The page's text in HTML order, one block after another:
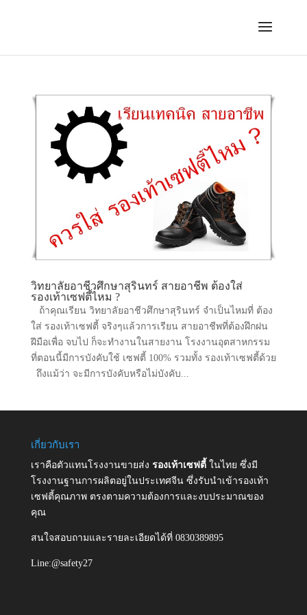
วิทยาลัยอาชีวศึกษาสุรินทร์ สายอาชีพ ต้องใส่
รองเท้าเซฟตี้ไหม ?
ถ้าคุณเรียน วิทยาลัยอาชีวศึกษาสุรินทร์ จำเป็นไหมที่ ต้อง
ใส่ รองเท้าเซฟตี้ จริงๆแล้วการเรียน สายอาชีพที่ต้องฝึกฝน
ฝีมือเพื่อ จบไป ก็จะทำงานในสายงาน โรงงานอุตสาหกรรม
ที่ตอนนี้มีการบังคับใช้ เซฟตี้ 100% รวมทั้ง รองเท้าเซฟตี้ด้วย
ถึงแม้ว่า จะมีการบังคับหรือไม่บังคับ...
เกี่ยวกับเรา
เราคือตัวแทนโรงงานขายส่ง รองเท้าเซฟตี้ ในไทย ซึ่งมี
โรงงานฐานการผลิตอยู่ในประเทศจีน ซึ่งรับนำเข้ารองเท้า
เซฟตี้คุณภาพ ตรงตามความต้องการและงบประมาณของ
คุณ
สนใจสอบถามและรายละเอียดได้ที่ 0830389895
Line:@safety27